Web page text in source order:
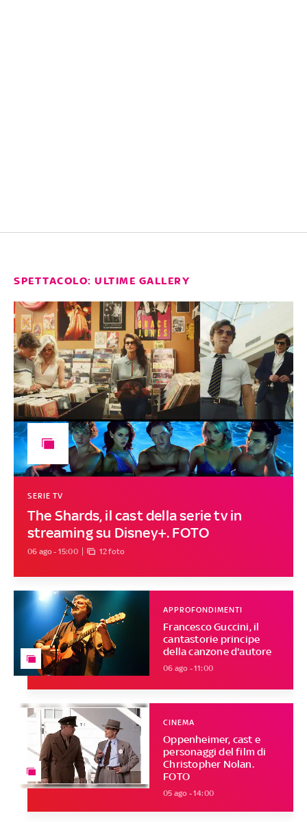
SPETTACOLO: ULTIME GALLERY
The Shards, il cast della serie tv in
streaming su Disney+. FOTO
SERIE TV
06 ago - 15:00 12 foto
Francesco Guccini, il
cantastorie principe
della canzone d'autore
APPROFONDIMENTI
06 ago - 11:00
Oppenheimer, cast e
personaggi del film di
Christopher Nolan.
FOTO
CINEMA
05 ago - 14:00